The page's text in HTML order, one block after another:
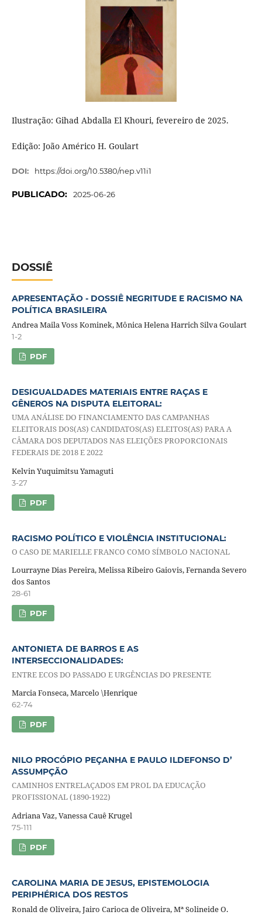
Ilustração: Gihad Abdalla El Khouri, fevereiro de 2025.
Edição: João Américo H. Goulart
DOI: https://doi.org/10.5380/nep.v11i1
PUBLICADO: 2025-06-26
DOSSIÊ
APRESENTAÇÃO - DOSSIÊ NEGRITUDE E RACISMO NA
POLÍTICA BRASILEIRA
Andrea Maila Voss Kominek, Mônica Helena Harrich Silva Goulart
1-2
PDF
DESIGUALDADES MATERIAIS ENTRE RAÇAS E
GÊNEROS NA DISPUTA ELEITORAL:
UMA ANÁLISE DO FINANCIAMENTO DAS CAMPANHAS
ELEITORAIS DOS(AS) CANDIDATOS(AS) ELEITOS(AS) PARA A
CÂMARA DOS DEPUTADOS NAS ELEIÇÕES PROPORCIONAIS
FEDERAIS DE 2018 E 2022
Kelvin Yuquimitsu Yamaguti
3-27
PDF
RACISMO POLÍTICO E VIOLÊNCIA INSTITUCIONAL:
O CASO DE MARIELLE FRANCO COMO SÍMBOLO NACIONAL
Lourrayne Dias Pereira, Melissa Ribeiro Gaiovis, Fernanda Severo
dos Santos
28-61
PDF
ANTONIETA DE BARROS E AS
INTERSECCIONALIDADES:
ENTRE ECOS DO PASSADO E URGÊNCIAS DO PRESENTE
Marcia Fonseca, Marcelo \Henrique
62-74
PDF
NILO PROCÓPIO PEÇANHA E PAULO ILDEFONSO D’
ASSUMPÇÃO
CAMINHOS ENTRELAÇADOS EM PROL DA EDUCAÇÃO
PROFISSIONAL (1890-1922)
Adriana Vaz, Vanessa Cauê Krugel
75-111
PDF
CAROLINA MARIA DE JESUS, EPISTEMOLOGIA
PERIPHÉRICA DOS RESTOS
Ronald de Oliveira, Jairo Carioca de Oliveira, Mª Solineide O.